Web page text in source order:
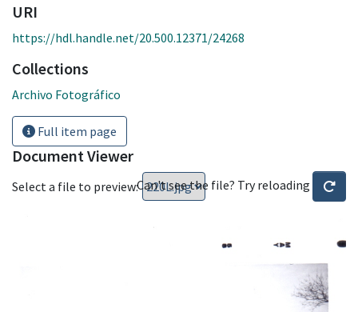
URI
https://hdl.handle.net/20.500.12371/24268
Collections
Archivo Fotográfico
Full item page
Document Viewer
Select a file to preview:Can't see the file? Try reloading